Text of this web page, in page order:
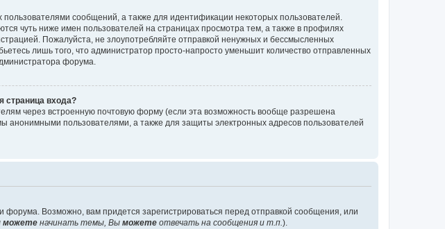
сообщений, а также для идентификации некоторых пользователей.
чуть ниже имен пользователей на страницах просмотра тем, а также в профилях
Пожалуйста, не злоупотребляйте отправкой ненужных и бессмысленных
лишь того, что администратор просто-напросто уменьшит количество отправленных
форума.
страница входа?
через встроенную почтовую форму (если эта возможность вообще разрешена
анонимными пользователями, а также для защиты электронных адресов пользователей
Возможно, вам придется зарегистрироваться перед отправкой сообщения, или
можете начинать темы, Вы можете отвечать на сообщения и т.п. ).